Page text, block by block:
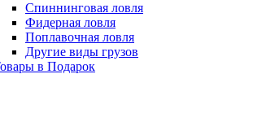
Спиннинговая ловля
Фидерная ловля
Поплавочная ловля
Другие виды грузов
в Подарок